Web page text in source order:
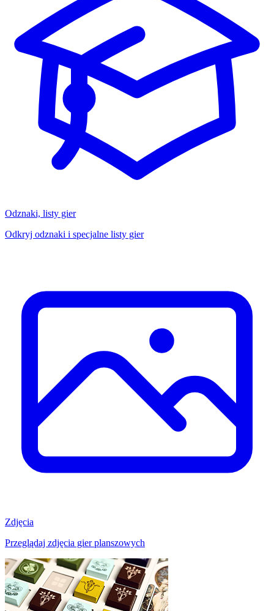
Odznaki, listy gier
Odkryj odznaki i specjalne listy gier
Zdjęcia
Przeglądaj zdjęcia gier planszowych